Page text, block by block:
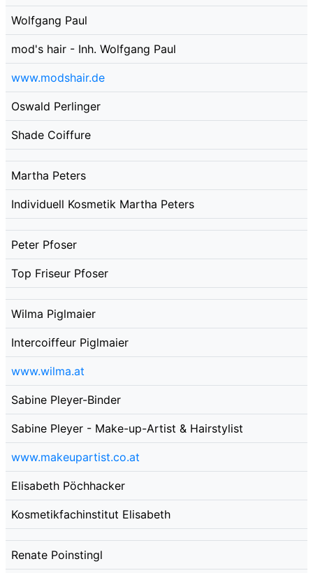
Wolfgang Paul
mod's hair - Inh. Wolfgang Paul
www.modshair.de
Oswald Perlinger
Shade Coiffure
Martha Peters
Individuell Kosmetik Martha Peters
Peter Pfoser
Top Friseur Pfoser
Wilma Piglmaier
Intercoiffeur Piglmaier
www.wilma.at
Sabine Pleyer-Binder
Sabine Pleyer - Make-up-Artist & Hairstylist
www.makeupartist.co.at
Elisabeth Pöchhacker
Kosmetikfachinstitut Elisabeth
Renate Poinstingl